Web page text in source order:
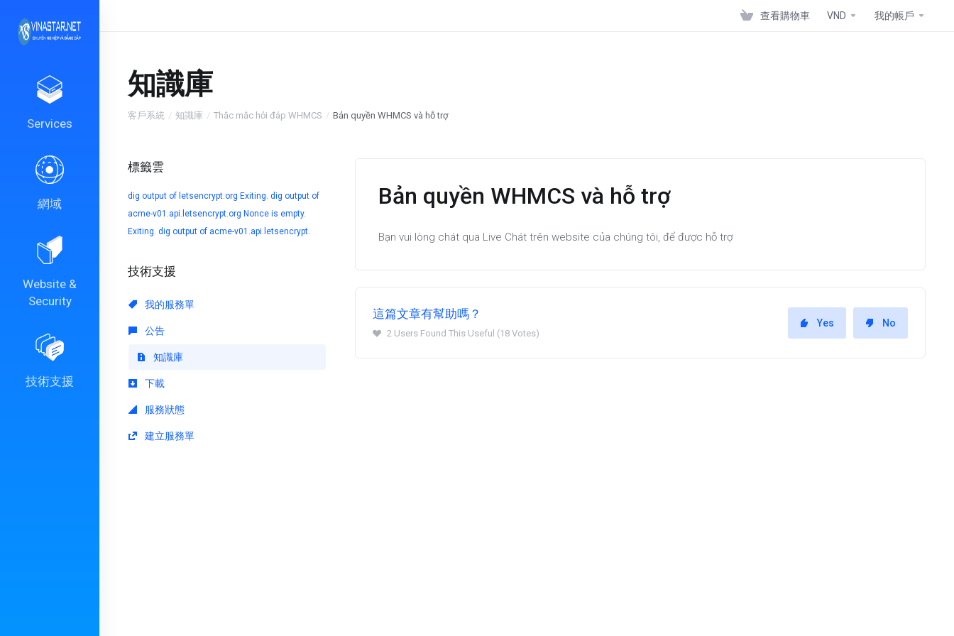
Services
網域
Website &
Security
技術支援
查看購物車 VND 我的帳戶
知識庫
客戶系統 知識庫 Thắc mắc hỏi đáp WHMCS Bản quyền WHMCS và hỗ trợ
標籤雲
dig output of letsencrypt.org Exiting. dig output of
acme-v01.api.letsencrypt.org Nonce is empty.
Exiting. dig output of acme-v01.api.letsencrypt.
技術支援
我的服務單
公告
知識庫
下載
服務狀態
建立服務單
Bản quyền WHMCS và hỗ trợ
Bạn vui lòng chát qua Live Chát trên website của chúng tôi, để được hỗ trợ
這篇文章有幫助嗎？
2 Users Found This Useful (18 Votes)
Yes No